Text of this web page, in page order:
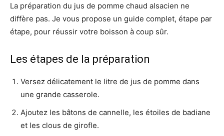
La préparation du jus de pomme chaud alsacien ne
diffère pas. Je vous propose un guide complet, étape par
étape, pour réussir votre boisson à coup sûr.
Les étapes de la préparation
Versez délicatement le litre de jus de pomme dans
une grande casserole.
Ajoutez les bâtons de cannelle, les étoiles de badiane
et les clous de girofle.